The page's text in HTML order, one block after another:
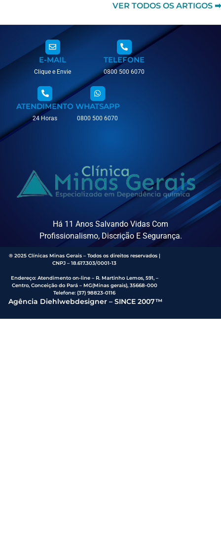
VER TODOS OS ARTIGOS ➡
E-MAIL
Clique e Envie
TELEFONE
0800 500 6070
ATENDIMENTO
24 Horas
WHATSAPP
0800 500 6070
Há 11 Anos Salvando Vidas Com
Profissionalismo, Discrição E Segurança.
® 2025 Clínicas Minas Gerais – Todos os direitos reservados |
CNPJ – 18.617.303/0001-13
Endereço: Atendimento on-line – R. Martinho Lemos, 591, –
Centro, Conceição do Pará – MG(Minas gerais), 35668-000
Telefone:(37) 98823-0116
Agência Diehlwebdesigner – SINCE 2007™